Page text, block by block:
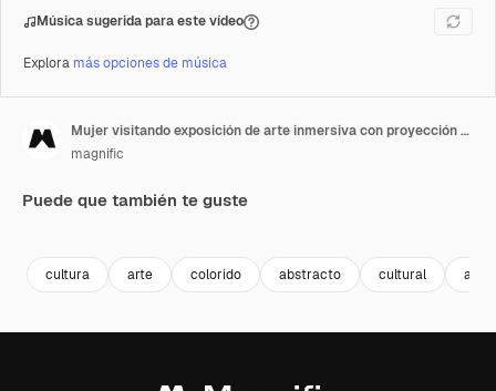
Música sugerida para este vídeo
Explora más opciones de música
Mujer visitando exposición de arte inmersiva con proyección de formas y patrones en la pared 2
magnific
Puede que también te guste
cultura arte colorido abstracto cultural